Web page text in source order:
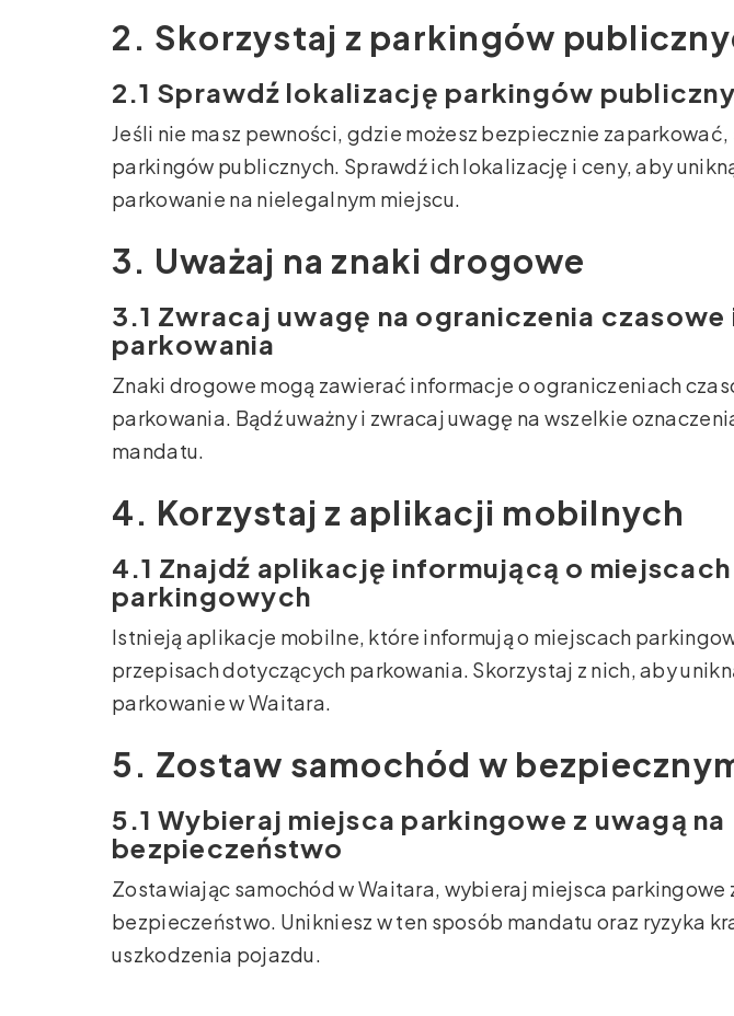
2. Skorzystaj z parkingów
2.1 Sprawdź lokalizację parkingów
Jeśli nie masz pewności, gdzie możesz bezpiecznie zaparkować,
parkingów publicznych. Sprawdź ich lokalizację i ceny, aby
parkowanie na nielegalnym miejscu.
3. Uważaj na znaki drogowe
3.1 Zwracaj uwagę na ograniczenia czasowe
parkowania
Znaki drogowe mogą zawierać informacje o ograniczeniach
parkowania. Bądź uważny i zwracaj uwagę na wszelkie
mandatu.
4. Korzystaj z aplikacji mobilnych
4.1 Znajdź aplikację informującą o miejscach
parkingowych
Istnieją aplikacje mobilne, które informują o miejscach
przepisach dotyczących parkowania. Skorzystaj z nich, aby
parkowanie w Waitara.
5. Zostaw samochód w
5.1 Wybieraj miejsca parkingowe z uwagą na
bezpieczeństwo
Zostawiając samochód w Waitara, wybieraj miejsca parkingowe
bezpieczeństwo. Unikniesz w ten sposób mandatu oraz ryzyka
uszkodzenia pojazdu.